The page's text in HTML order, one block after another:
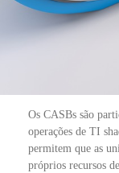
Os CASBs são
operações de TI
permitem que as
próprios recursos